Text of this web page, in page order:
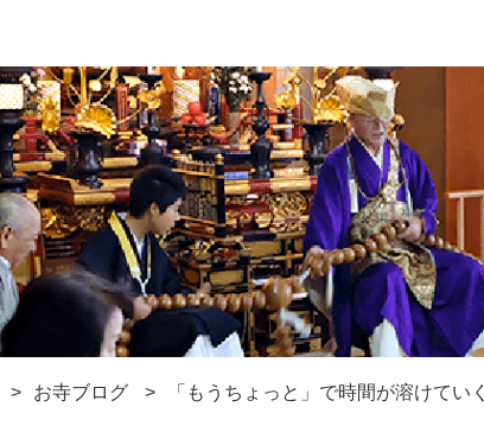
お寺ブログ 「もうちょっと」で時間が溶けていく